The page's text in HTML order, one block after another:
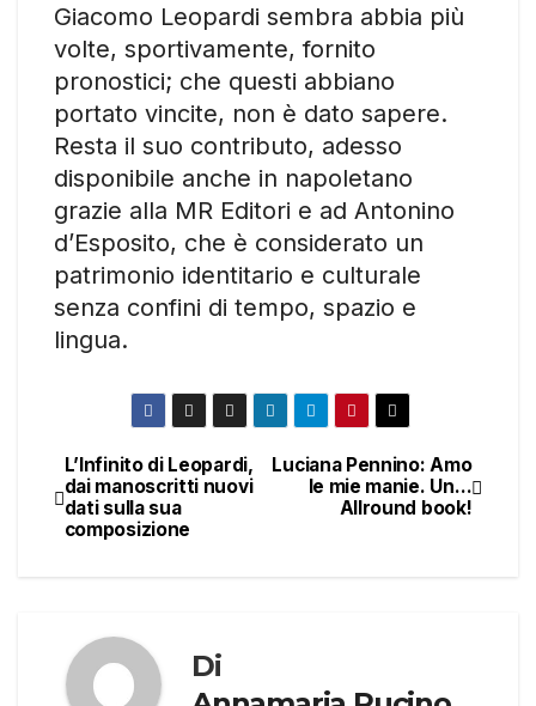
Giacomo Leopardi sembra abbia più
volte, sportivamente, fornito
pronostici; che questi abbiano
portato vincite, non è dato sapere.
Resta il suo contributo, adesso
disponibile anche in napoletano
grazie alla MR Editori e ad Antonino
d’Esposito, che è considerato un
patrimonio identitario e culturale
senza confini di tempo, spazio e
lingua.
Navigazione
articoli
Luciana Pennino: Amo
le mie manie. Un…
Allround book!
L’Infinito di Leopardi,
dai manoscritti nuovi
dati sulla sua
composizione
Di